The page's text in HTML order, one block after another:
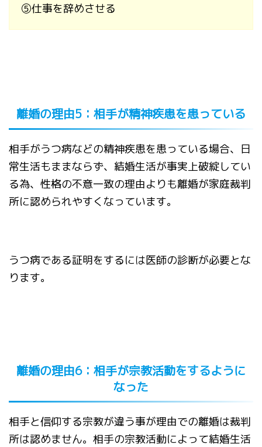
⑤仕事を辞めさせる
離婚の理由5 ：相手が精神疾患を患っている
相手がうつ病などの精神疾患を患っている場合、日
常生活もままならず、結婚生活が事実上破綻してい
る為、性格の不意一致の理由よりも離婚が家庭裁判
所に認められやすくなっています。
うつ病である証明をするには医師の診断が必要とな
ります。
離婚の理由6：相手が宗教活動をするように
なった
相手と信仰する宗教が違う事が理由での離婚は裁判
所は認めません。 相手の宗教活動によって結婚生活